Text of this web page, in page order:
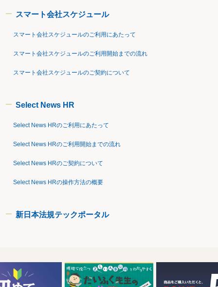
スマート会社スケジュール
スマート会社スケジュールのご利用にあたって
スマート会社スケジュールのご利用開始までの流れ
スマート会社スケジュールのご契約について
Select News HR
Select News HRのご利用にあたって
Select News HRのご利用開始までの流れ
Select News HRのご契約について
Select News HRの操作方法の概要
新日本法規テックポータル